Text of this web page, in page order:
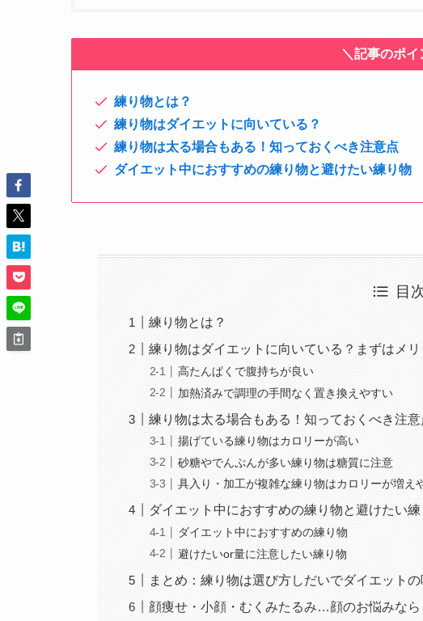
＼記事のポイ
練り物とは？
練り物はダイエットに向いている？
練り物は太る場合もある！知っておくべき注意点
ダイエット中におすすめの練り物と避けたい練り物
目
練り物とは？
練り物はダイエットに向いている？まずはメ
高たんぱくで腹持ちが良い
加熱済みで調理の手間なく置き換えやすい
練り物は太る場合もある！知っておくべき注意
揚げている練り物はカロリーが高い
砂糖やでんぷんが多い練り物は糖質に注意
具入り・加工が複雑な練り物はカロリーが増え
ダイエット中におすすめの練り物と避けたい練
ダイエット中におすすめの練り物
避けたいor量に注意したい練り物
まとめ：練り物は選び方しだいでダイエット
顔痩せ・小顔・むくみたるみ…顔のお悩みなら